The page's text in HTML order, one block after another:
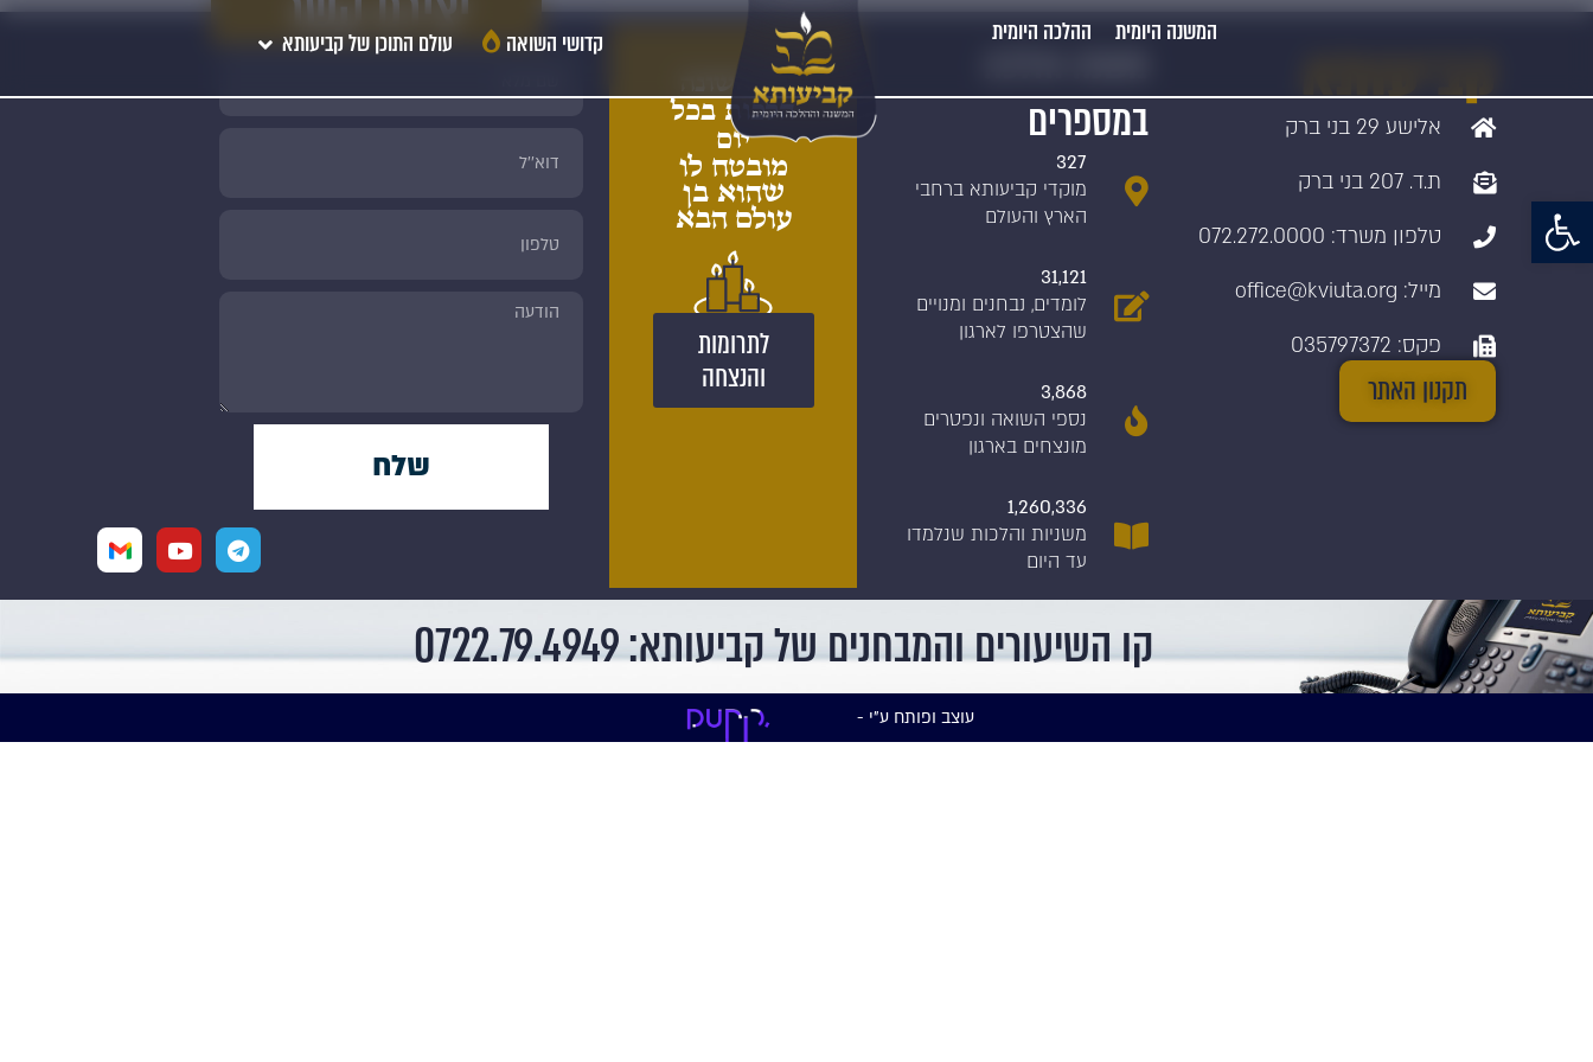
פתח סרגל נגישות
המשנה היומית ההלכה היומית קדושי השואה עולם התוכן של קביעותא קביעותא
אלישע 29 בני ברק
ת.ד. 207 בני ברק
טלפון משרד: 072.272.0000
מייל: office@kviuta.org
פקס: 035797372
תקנון האתר
במספרים
327
מוקדי קביעותא ברחבי
הארץ והעולם
31,121
לומדים, נבחנים ומנויים
שהצטרפו לארגון
3,868
נספי השואה ונפטרים
מונצחים בארגון
1,260,336
משניות והלכות שנלמדו
עד היום
כל השונה
הלכות בכל
יום
מובטח לו
שהוא בן
עולם הבא
לתרומות
והנצחה
שלח
קו השיעורים והמבחנים של קביעותא: 0722.79.4949
עוצב ופותח ע"י -